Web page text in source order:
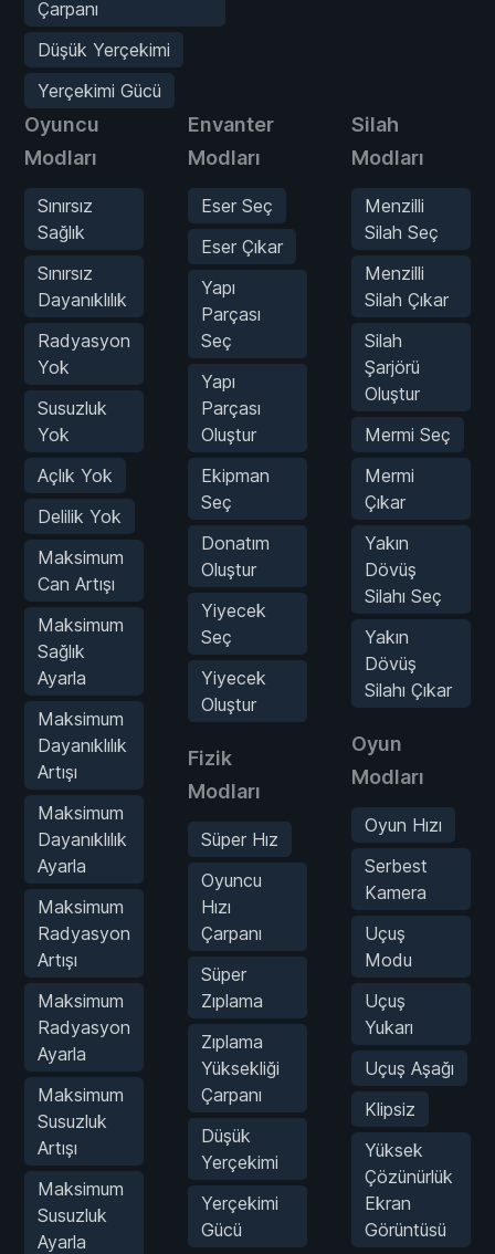
Çarpanı
Düşük Yerçekimi
Yerçekimi Gücü
Oyuncu
Modları
Sınırsız
Sağlık
Sınırsız
Dayanıklılık
Radyasyon
Yok
Susuzluk
Yok
Açlık Yok
Delilik Yok
Maksimum
Can Artışı
Maksimum
Sağlık
Ayarla
Maksimum
Dayanıklılık
Artışı
Maksimum
Dayanıklılık
Ayarla
Maksimum
Radyasyon
Artışı
Maksimum
Radyasyon
Ayarla
Maksimum
Susuzluk
Artışı
Maksimum
Susuzluk
Ayarla
Envanter
Modları
Eser Seç
Eser Çıkar
Yapı
Parçası
Seç
Yapı
Parçası
Oluştur
Ekipman
Seç
Donatım
Oluştur
Yiyecek
Seç
Yiyecek
Oluştur
Fizik
Modları
Süper Hız
Oyuncu
Hızı
Çarpanı
Süper
Zıplama
Zıplama
Yüksekliği
Çarpanı
Düşük
Yerçekimi
Yerçekimi
Gücü
Silah
Modları
Menzilli
Silah Seç
Menzilli
Silah Çıkar
Silah
Şarjörü
Oluştur
Mermi Seç
Mermi
Çıkar
Yakın
Dövüş
Silahı Seç
Yakın
Dövüş
Silahı Çıkar
Oyun
Modları
Oyun Hızı
Serbest
Kamera
Uçuş
Modu
Uçuş
Yukarı
Uçuş Aşağı
Klipsiz
Yüksek
Çözünürlük
Ekran
Görüntüsü